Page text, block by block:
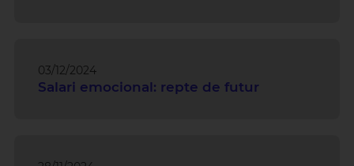
03/12/2024
Salari emocional: repte de futur